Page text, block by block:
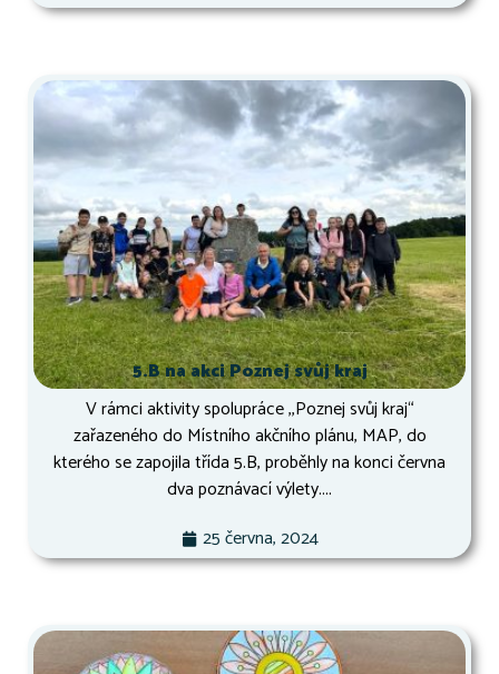
5.B na akci Poznej svůj kraj
V rámci aktivity spolupráce ,,Poznej svůj kraj“
zařazeného do Místního akčního plánu, MAP, do
kterého se zapojila třída 5.B, proběhly na konci června
dva poznávací výlety....
25 června, 2024